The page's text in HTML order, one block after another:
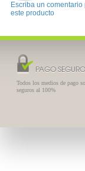
Escriba un comentario
este producto
PAGO SEGURO
Todos los medios de pago
seguros al 100%